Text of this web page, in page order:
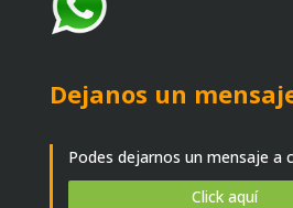
Dejanos un
Podes dejarnos un mensaje a
Click aquí